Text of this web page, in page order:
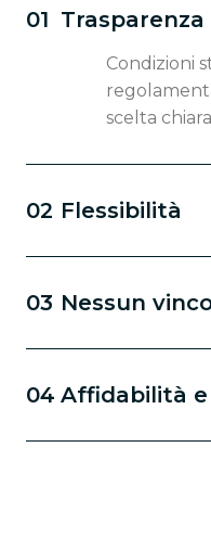
01
Condizioni
scelta
02 Flessibilità
03 Nessun
04 Affidabilità